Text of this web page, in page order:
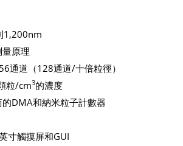
1,200nm
原理
通道（128通道/十倍粒徑）
粒/cm3的濃度
DMA和納米粒子計數器
寸觸摸屏和GUI